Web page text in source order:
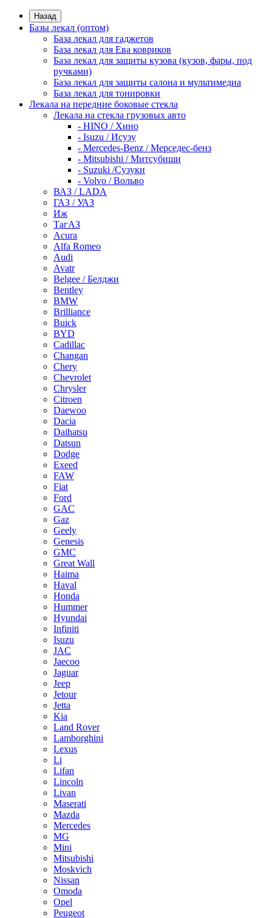
Назад
Базы лекал (оптом)
База лекал для гаджетов
База лекал для Ева ковриков
База лекал для защиты кузова (кузов, фары, под
ручками)
База лекал для защиты салона и мультимедиа
База лекал для тонировки
Лекала на передние боковые стекла
Лекала на стекла грузовых авто
- HINO / Хино
- Isuzu / Исузу
- Mercedes-Benz / Мерседес-бенз
- Mitsubishi / Митсубиши
- Suzuki /Сузуки
- Volvo / Вольво
ВАЗ / LADA
ГАЗ / УАЗ
Иж
ТагАЗ
Acura
Alfa Romeo
Audi
Avatr
Belgee / Белджи
Bentley
BMW
Brilliance
Buick
BYD
Cadillac
Changan
Chery
Chevrolet
Chrysler
Citroen
Daewoo
Dacia
Daihatsu
Datsun
Dodge
Exeed
FAW
Fiat
Ford
GAC
Gaz
Geely
Genesis
GMC
Great Wall
Haima
Haval
Honda
Hummer
Hyundai
Infiniti
Isuzu
JAC
Jaecoo
Jaguar
Jeep
Jetour
Jetta
Kia
Land Rover
Lamborghini
Lexus
Li
Lifan
Lincoln
Livan
Maserati
Mazda
Mercedes
MG
Mini
Mitsubishi
Moskvich
Nissan
Omoda
Opel
Peugeot